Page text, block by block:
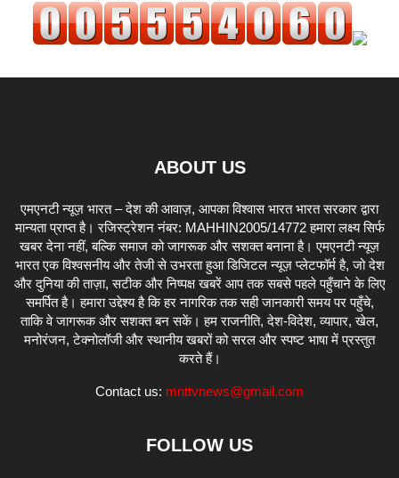
ABOUT US
एमएनटी न्यूज़ भारत – देश की आवाज़, आपका विश्वास भारत भारत सरकार द्वारा
मान्यता प्राप्त है। रजिस्ट्रेशन नंबर: MAHHIN2005/14772 हमारा लक्ष्य सिर्फ
खबर देना नहीं, बल्कि समाज को जागरूक और सशक्त बनाना है। एमएनटी न्यूज़
भारत एक विश्वसनीय और तेजी से उभरता हुआ डिजिटल न्यूज़ प्लेटफॉर्म है, जो देश
और दुनिया की ताज़ा, सटीक और निष्पक्ष खबरें आप तक सबसे पहले पहुँचाने के लिए
समर्पित है। हमारा उद्देश्य है कि हर नागरिक तक सही जानकारी समय पर पहुँचे,
ताकि वे जागरूक और सशक्त बन सकें। हम राजनीति, देश-विदेश, व्यापार, खेल,
मनोरंजन, टेक्नोलॉजी और स्थानीय खबरों को सरल और स्पष्ट भाषा में प्रस्तुत
करते हैं।
Contact us: mnttvnews@gmail.com
FOLLOW US